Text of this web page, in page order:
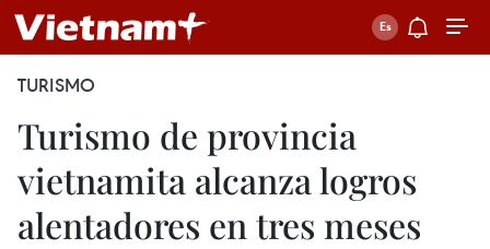
TURISMO
Turismo de provincia
vietnamita alcanza logros
alentadores en tres meses